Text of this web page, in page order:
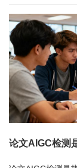
论文AIGC检测